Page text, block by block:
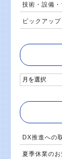
技術・設備
ピックアップ
DX推進への
夏季休業の